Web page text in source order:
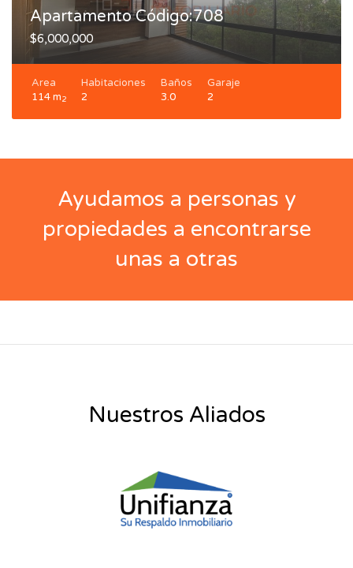
Apartamento Código:708
$6,000,000
Area
114 m2
Habitaciones
2
Baños
3.0
Garaje
2
Ayudamos a personas y
propiedades a encontrarse
unas a otras
Nuestros Aliados